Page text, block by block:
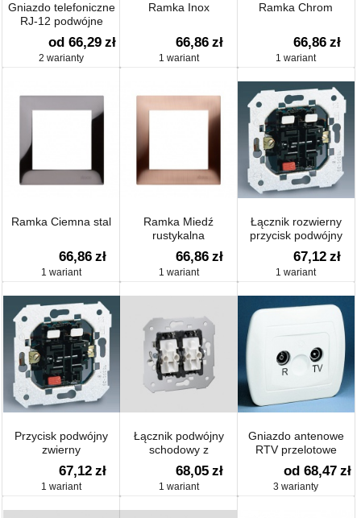
Gniazdo telefoniczne
RJ-12 podwójne
(moduł)
od 66,29 zł
2 warianty
Ramka Inox
66,86 zł
1 wariant
Ramka Chrom
66,86 zł
1 wariant
Ramka Ciemna stal
66,86 zł
1 wariant
Ramka Miedź
rustykalna
66,86 zł
1 wariant
Łącznik rozwierny
przycisk podwójny
67,12 zł
1 wariant
Przycisk podwójny
zwierny
67,12 zł
1 wariant
Łącznik podwójny
schodowy z
podświetleniem
68,05 zł
1 wariant
Gniazdo antenowe
RTV przelotowe
od 68,47 zł
3 warianty